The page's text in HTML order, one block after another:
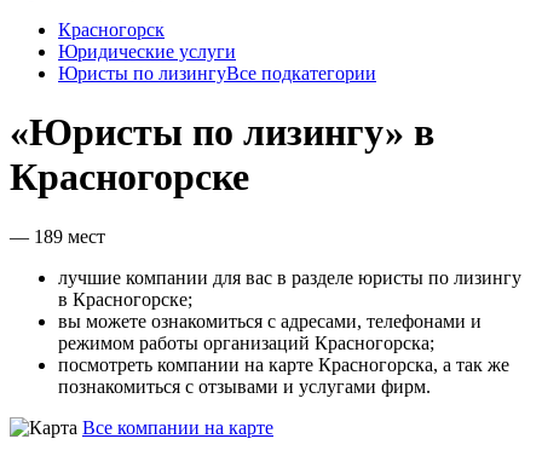
Красногорск
Юридические услуги
Юристы по лизингуВсе подкатегории
«Юристы по лизингу» в
Красногорске
— 189 мест
лучшие компании для вас в разделе юристы по лизингу
в Красногорске;
вы можете ознакомиться с адресами, телефонами и
режимом работы организаций Красногорска;
посмотреть компании на карте Красногорска, а так же
познакомиться с отзывами и услугами фирм.
Все компании на карте